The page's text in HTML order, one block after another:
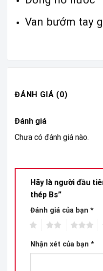
Van bướm tay
ĐÁNH GIÁ (0)
Đánh giá
Chưa có đánh giá nào.
Hãy là người đầu
thép Bs”
Đánh giá của bạn *
Nhận xét của bạn *